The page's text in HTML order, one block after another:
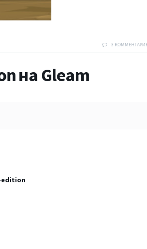
3
на Gleam
edition